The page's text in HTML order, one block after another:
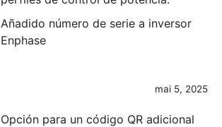
Añadido número de serie a inversor
Enphase
mai 5, 2025
Opción para un código QR adicional